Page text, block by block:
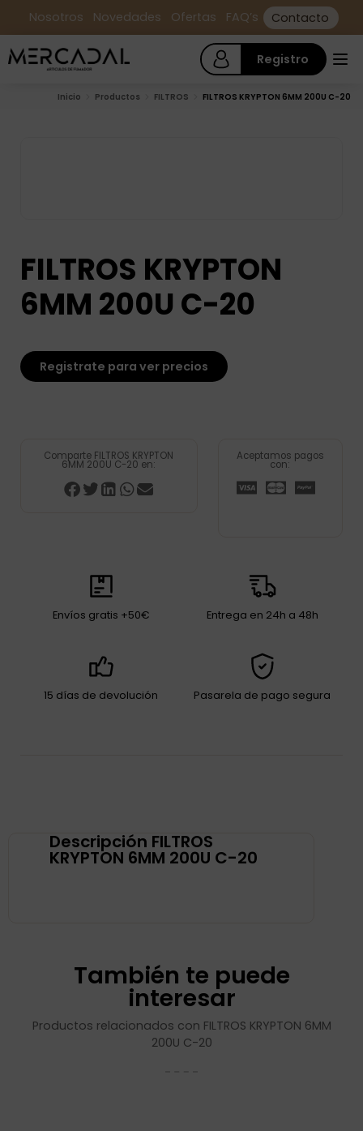
Nosotros Novedades Ofertas FAQ’s Contacto
Registro
Inicio Productos FILTROS FILTROS KRYPTON 6MM 200U C-20
FILTROS KRYPTON
6MM 200U C-20
Registrate para ver precios
Comparte FILTROS KRYPTON
6MM 200U C-20 en:
Aceptamos pagos
con:
Envíos gratis +50€ Entrega en 24h a 48h
15 días de devolución Pasarela de pago segura
Descripción FILTROS
KRYPTON 6MM 200U C-20
También te puede
interesar
Productos relacionados con FILTROS KRYPTON 6MM
200U C-20